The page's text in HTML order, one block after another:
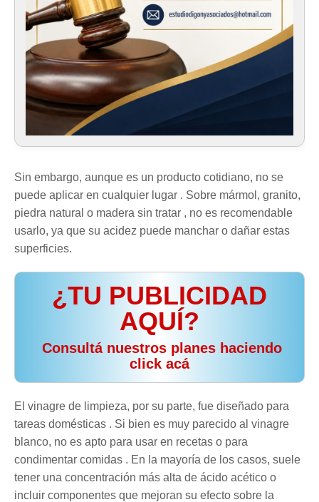
Sin embargo, aunque es un producto cotidiano, no se
puede aplicar en cualquier lugar . Sobre mármol, granito,
piedra natural o madera sin tratar , no es recomendable
usarlo, ya que su acidez puede manchar o dañar estas
superficies.
¿TU PUBLICIDAD
AQUÍ?
️ Consultá nuestros planes haciendo
click acá
El vinagre de limpieza, por su parte, fue diseñado para
tareas domésticas . Si bien es muy parecido al vinagre
blanco, no es apto para usar en recetas o para
condimentar comidas . En la mayoría de los casos, suele
tener una concentración más alta de ácido acético o
incluir componentes que mejoran su efecto sobre la